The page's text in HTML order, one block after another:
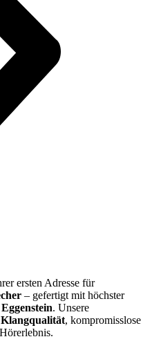
ersten Adresse für
– gefertigt mit höchster
Eggenstein. Unsere
Klangqualität, kompromisslose